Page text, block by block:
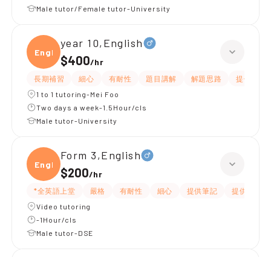
Male tutor/Female tutor-University
Engli
year 10,English
$400/hr
長期補習 細心 有耐性 題目講解 解題思路
提供練習
1 to 1 tutoring-Mei Foo
Two days a week-1.5Hour/cls
Male tutor-University
Engli
Form 3,English
$200/hr
*全英語上堂 嚴格 有耐性 細心 提供筆記
提供練習
Video tutoring
-1Hour/cls
Male tutor-DSE